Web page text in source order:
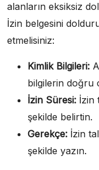
alanların eksiksiz
İzin belgesini
etmelisiniz:
Kimlik Bilgileri:
bilgilerin doğru
İzin Süresi: İzin
şekilde belirtin.
Gerekçe: İzin
şekilde yazın.